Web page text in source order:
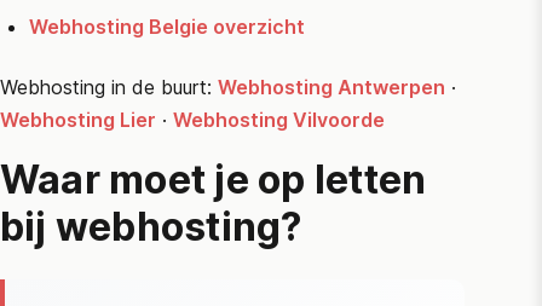
Webhosting Belgie overzicht
Webhosting in de buurt: Webhosting Antwerpen ·
Webhosting Lier · Webhosting Vilvoorde
Waar moet je op letten
bij webhosting?